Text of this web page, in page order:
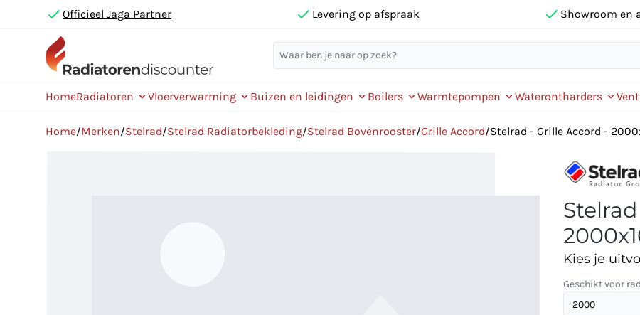
Officieel Jaga Partner Levering op afspraak Showroom en
HomeRadiatoren Vloerverwarming Buizen en leidingen Boilers Warmtepompen Waterontharders
Home/Merken/Stelrad/Stelrad Radiatorbekleding/Stelrad Bovenrooster/Grille Accord/Stelrad - Grille Accord -
Kies je
Geschikt voor